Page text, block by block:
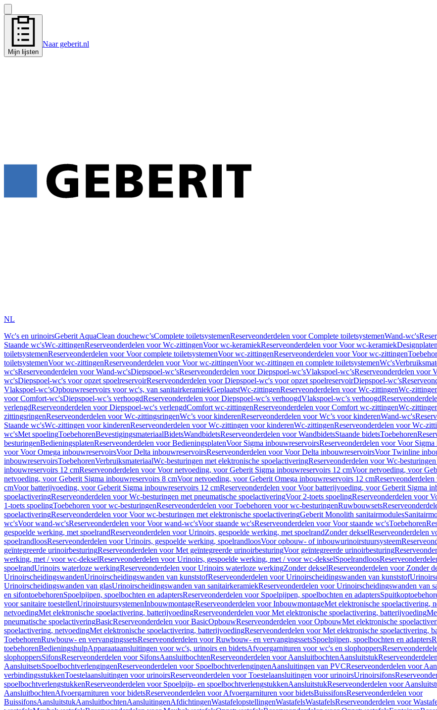
Mijn lijsten
Naar geberit.nl
NL
Wc's en urinoirsGeberit AquaClean douchewc’sComplete toiletsystemenReserveonderdelen voor Complete toiletsystemenWand-wc's
Staande wc'sWc-zittingenReserveonderdelen voor Wc-zittingenVoor wc-keramiekReserveonderdelen voor Voor wc-keramiekDesignplaten
toiletsystemenReserveonderdelen voor Voor complete toiletsystemenVoor wc-zittingenReserveonderdelen voor Voor wc-zittingen
toiletsystemenVoor wc-zittingenReserveonderdelen voor Voor wc-zittingenVoor wc-zittingen en complete toiletsystemenWc's
wc'sReserveonderdelen voor Wand-wc'sDiepspoel-wc’sReserveonderdelen voor Diepspoel-wc’sVlakspoel-wc’sReserveonderdelen voor
wc'sDiepspoel-wc's voor opzet spoelreservoirReserveonderdelen voor Diepspoel-wc's voor opzet spoelreservoirDiepspoel-wc’s
Vlakspoel-wc’sOpbouwreservoirs voor wc's, van sanitairkeramiekGeplaatstWc-zittingenReserveonderdelen voor Wc-zittingenWc-
voor Comfort-wc'sDiepspoel-wc’s verhoogdReserveonderdelen voor Diepspoel-wc’s verhoogdVlakspoel-wc’s verhoogd
verlengdReserveonderdelen voor Diepspoel-wc's verlengdComfort wc-zittingenReserveonderdelen voor Comfort wc-zittingenWc-
zittingsringenReserveonderdelen voor Wc-zittingsringenWc’s voor kinderenReserveonderdelen voor Wc’s voor kinderenWand-wc's
Staande wc'sWc-zittingen voor kinderenReserveonderdelen voor Wc-zittingen voor kinderenWc-zittingenReserveonderdelen voor Wc-
wc'sMet spoelingToebehorenBevestigingsmateriaalBidetsWandbidetsReserveonderdelen voor WandbidetsStaande bidetsToebehoren
besturingenBedieningsplatenReserveonderdelen voor BedieningsplatenVoor Sigma inbouwreservoirsReserveonderdelen voor Voor
voor Voor Omega inbouwreservoirsVoor Delta inbouwreservoirsReserveonderdelen voor Voor Delta inbouwreservoirsVoor Twinline
inbouwreservoirsToebehorenVerbruiksmateriaalWc-besturingen met elektronische spoelactiveringReserveonderdelen voor Wc-
inbouwreservoirs 12 cmReserveonderdelen voor Voor netvoeding, voor Geberit Sigma inbouwreservoirs 12 cmVoor netvoeding, voor
netvoeding, voor Geberit Sigma inbouwreservoirs 8 cmVoor netvoeding, voor Geberit Omega inbouwreservoirs 12 cm
cmVoor batterijvoeding, voor Geberit Sigma inbouwreservoirs 12 cmReserveonderdelen voor Voor batterijvoeding, voor Geberit Sigma
spoelactiveringReserveonderdelen voor Wc-besturingen met pneumatische spoelactiveringVoor 2-toets spoelingReserveonderdelen voor
1-toets spoelingToebehoren voor wc-besturingenReserveonderdelen voor Toebehoren voor wc-besturingenRuwbouwsets
spoelactiveringReserveonderdelen voor Voor wc-besturingen met elektronische spoelactiveringGeberit Monolith sanitairmodules
wc'sVoor wand-wc'sReserveonderdelen voor Voor wand-wc'sVoor staande wc'sReserveonderdelen voor Voor staande wc'sToebehoren
gespoelde werking, met spoelrandReserveonderdelen voor Urinoirs, gespoelde werking, met spoelrandZonder dekselReserveonderdelen
spoelrandloosReserveonderdelen voor Urinoirs, gespoelde werking, spoelrandloosVoor opbouw- of inbouwurinoirstuursysteem
geïntegreerde urinoirbesturingReserveonderdelen voor Met geïntegreerde urinoirbesturingVoor geïntegreerde urinoirbesturing
werking, met / voor wc-dekselReserveonderdelen voor Urinoirs, gespoelde werking, met / voor wc-dekselSpoelrandloos
spoelrandUrinoirs waterloze werkingReserveonderdelen voor Urinoirs waterloze werkingZonder dekselReserveonderdelen voor Zonder
UrinoirscheidingswandenUrinoirscheidingswanden van kunststofReserveonderdelen voor Urinoirscheidingswanden van kunststof
Urinoirscheidingswanden van glasUrinoirscheidingswanden van sanitairkeramiekReserveonderdelen voor Urinoirscheidingswanden van
en sifontoebehorenSpoelpijpen, spoelbochten en adaptersReserveonderdelen voor Spoelpijpen, spoelbochten en adapters
voor sanitaire toestellenUrinoirstuursystemenInbouwmontageReserveonderdelen voor InbouwmontageMet elektronische spoelactivering,
netvoedingMet elektronische spoelactivering, batterijvoedingReserveonderdelen voor Met elektronische spoelactivering, batterijvoeding
pneumatische spoelactiveringBasicReserveonderdelen voor BasicOpbouwReserveonderdelen voor OpbouwMet elektronische
spoelactivering, netvoedingMet elektronische spoelactivering, batterijvoedingReserveonderdelen voor Met elektronische spoelactivering,
ToebehorenRuwbouw- en vervangingssetsReserveonderdelen voor Ruwbouw- en vervangingssetsSpoelpijpen, spoelbochten en adapters
toebehorenBedieningshulpApparaataansluitingen voor wc's, urinoirs en bidetsAfvoergarnituren voor wc's en slophoppers
slophoppersSifonsReserveonderdelen voor SifonsAansluitbochtenReserveonderdelen voor AansluitbochtenAansluitstuk
AansluitsetsSpoelbochtverlengingenReserveonderdelen voor SpoelbochtverlengingenAansluitingen van PVCReserveonderdelen voor
verbindingsstukkenToestelaansluitingen voor urinoirsReserveonderdelen voor Toestelaansluitingen voor urinoirsUrinoirsifons
spoelbochtverlengstukkenReserveonderdelen voor Spoelpijp- en spoelbochtverlengstukkenAansluitstukReserveonderdelen voor
AansluitbochtenAfvoergarnituren voor bidetsReserveonderdelen voor Afvoergarnituren voor bidetsBuissifonsReserveonderdelen voor
BuissifonsAansluitstukAansluitbochtenAansluitingenAfdichtingenWastafelopstellingenWastafelsWastafelsReserveonderdelen voor